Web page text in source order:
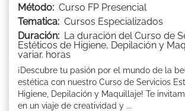
Método: Curso FP Presencial
Tematica: Cursos Especializados
Duración: La duración del Curso de
Estéticos de Higiene, Depilación y
variar. horas
¡Descubre tu pasión por el mundo de la
estética con nuestro Curso de Servicios
Higiene, Depilación y Maquillaje! Te
en un viaje de creatividad y ...